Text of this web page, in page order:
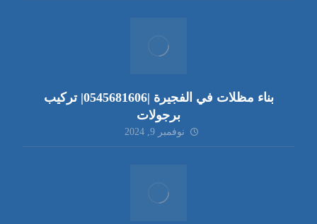
بناء مظلات في الفجيرة |0545681606| تركيب
برجولات
نوفمبر 9, 2024